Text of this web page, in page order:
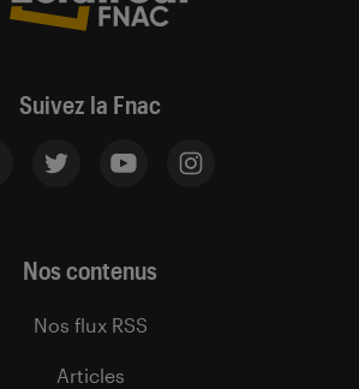
Suivez la Fnac
Nos contenus
Nos flux RSS
Articles